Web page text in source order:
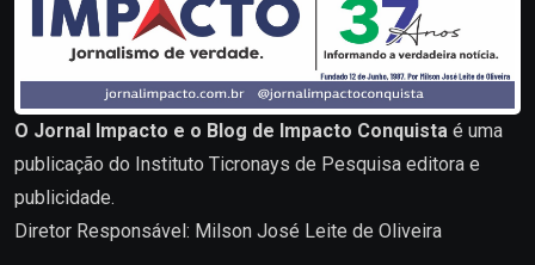
O Jornal Impacto e o Blog de Impacto Conquista é uma
publicação do Instituto Ticronays de Pesquisa editora e
publicidade.
Diretor Responsável: Milson José Leite de Oliveira